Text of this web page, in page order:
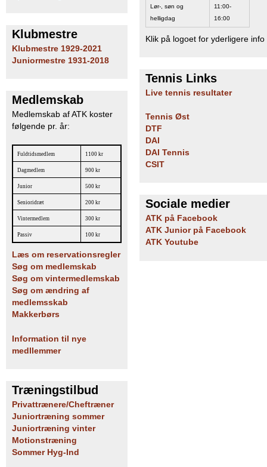
Klubmestre
Klubmestre 1929-2021
Juniormestre 1931-2018
Medlemskab
Medlemskab af ATK koster
følgende pr. år:
Fuldtidsmedlem 1100 kr
Dagmedlem 900 kr
Junior 500 kr
Senioridræt 200 kr
Vintermedlem 300 kr
Passiv 100 kr
Læs om reservationsregler
Søg om medlemskab
Søg om vintermedlemskab
Søg om ændring af
medlemsskab
Makkerbørs
Information til nye
medllemmer
Træningstilbud
Privattrænere/Cheftræner
Juniortræning sommer
Juniortræning vinter
Motionstræning
Sommer Hyg-Ind
Lør-, søn og
helligdag
11:00-
16:00
Klik på logoet for yderligere info
Tennis Links
Live tennis resultater
Tennis Øst
DTF
DAI
DAI Tennis
CSIT
Sociale medier
ATK på Facebook
ATK Junior på Facebook
ATK Youtube